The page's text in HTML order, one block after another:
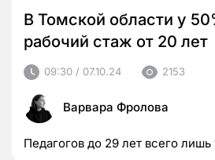
В Томской области у
рабочий стаж от 20 лет
09:30 / 07.10.24 2153
Варвара Фролова
Педагогов до 29 лет всего лишь